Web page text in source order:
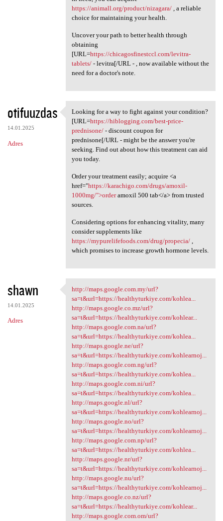
https://animall.org/product/nizagara/, a reliable
choice for maintaining your health.
Uncover your path to better health through
obtaining
[URL=https://chicagosfinestccl.com/levitra-
tablets/- levitra[/URL - , now available without the
need for a doctor's note.
otifuuzdas
14.01.2025
Adres
Looking for a way to fight
Looking for a way to fight against your condition?
[URL=https://hiblogging.com/best-price-
prednisone/- discount coupon for
prednisone[/URL - might be the answer you're
seeking. Find out about how this treatment can aid
you today.
Order your treatment easily; acquire <a
href="https://karachigo.com/drugs/amoxil-
1000mg/">orderamoxil 500 tab</a> from trusted
sources.
Considering options for enhancing vitality, many
consider supplements like
https://mypurelifefoods.com/drug/propecia/,
which promises to increase growth hormone levels.
shawn
14.01.2025
Adres
http://maps.google.com.my/url
http://maps.google.com.my/url?
sa=t&url=https://healthyturkiye.com/kohlea...
http://maps.google.co.mz/url?
sa=t&url=https://healthyturkiye.com/kohlear...
http://maps.google.com.na/url?
sa=t&url=https://healthyturkiye.com/kohlea...
http://maps.google.ne/url?
sa=t&url=https://healthyturkiye.com/kohlearnoj...
http://maps.google.com.ng/url?
sa=t&url=https://healthyturkiye.com/kohlea...
http://maps.google.com.ni/url?
sa=t&url=https://healthyturkiye.com/kohlea...
http://maps.google.nl/url?
sa=t&url=https://healthyturkiye.com/kohlearnoj...
http://maps.google.no/url?
sa=t&url=https://healthyturkiye.com/kohlearnoj...
http://maps.google.com.np/url?
sa=t&url=https://healthyturkiye.com/kohlea...
http://maps.google.nr/url?
sa=t&url=https://healthyturkiye.com/kohlearnoj...
http://maps.google.nu/url?
sa=t&url=https://healthyturkiye.com/kohlearnoj...
http://maps.google.co.nz/url?
sa=t&url=https://healthyturkiye.com/kohlear...
http://maps.google.com.om/url?